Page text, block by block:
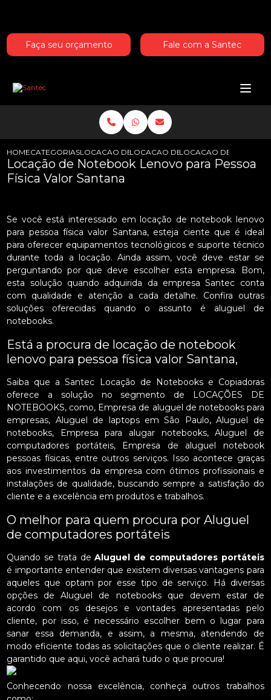
Faça seu orçamento Fale com a Santec
HOMECATEGORIASLOCACAO DE NOTEBOOKS LENOVO
LOCACAO DE NOTEBOOK LENOVO
LOCACAO DE
Locação de Notebook Lenovo para Pessoa
Física Valor Santana
Se você está interessado em locação de notebook lenovo
para pessoa física valor Santana, esteja ciente que é ideal
para oferecer equipamentos tecnológicos e suporte técnico
durante toda a locação. Ainda assim, você deve estar se
perguntando por que deve escolher esta empresa. Bom,
esta solução quando adquirida da empresa Santec conta
com qualidade e atenção a cada detalhe. Confira outras
soluções oferecidas quando o assunto é aluguel de
notebooks.
Está a procura de locação de notebook
lenovo para pessoa física valor Santana,
Saiba que a Santec Locação de Notebooks e Copiadoras
oferece a solução no segmento de LOCAÇÕES DE
NOTEBOOKS, como, Empresa de aluguel de notebooks para
empresas, Aluguel de laptops em São Paulo, Aluguel de
notebooks, Empresa para alugar notebooks, Aluguel de
computadores portáteis, Empresa de aluguel notebook
pessoas físicas, entre outros serviços. Isso acontece graças
aos investimentos da empresa com ótimos profissionais e
instalações de qualidade, buscando sempre a satisfação do
cliente e a excelência em produtos e trabalhos.
O melhor para quem procura por Aluguel
de computadores portáteis
Quando se trata deAluguel de computadores portáteis
é importante entender que existem diversas vantagens para
aqueles que optam por esse tipo de serviço. Há diversas
opções de Aluguel de notebooks que devem estar de
acordo com os desejos e vontades apresentadas pelo
cliente, por isso, é necessário escolher bem o lugar para
sanar essa demanda, e assim, a mesma, atendendo de
modo eficiente todas as solicitações que o cliente realizar. É
garantido que aqui, você achará tudo o que procura!
Conhecendo nossa excelência, conheça outros trabalhos